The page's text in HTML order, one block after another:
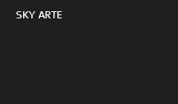
SKY ARTE